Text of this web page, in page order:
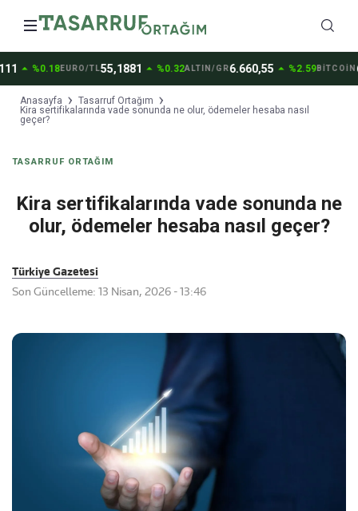
arrow_drop_up %0.18 EURO/TL55,1881arrow_drop_up %0.32 ALTIN/GR6.660,55arrow_drop_up %2.59 BİTCOİN
Anasayfa
Tasarruf Ortağım
Kira sertifikalarında vade sonunda ne olur, ödemeler hesaba nasıl
geçer?
TASARRUF ORTAĞIM
Kira sertifikalarında vade sonunda ne
olur, ödemeler hesaba nasıl geçer?
Türkiye Gazetesi
Son Güncelleme: 13 Nisan, 2026 - 13:46